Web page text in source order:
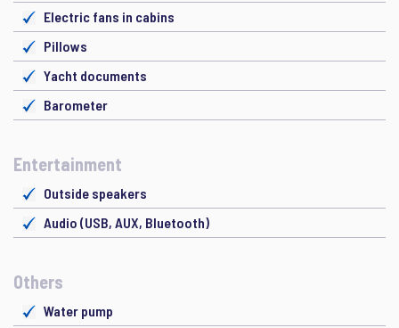
Electric fans in cabins
Pillows
Yacht documents
Barometer
Entertainment
Outside speakers
Audio (USB, AUX, Bluetooth)
Others
Water pump